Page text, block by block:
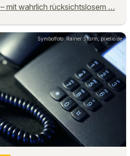
mit wahrlich rücksichtslosem …
Symbolfoto: Rainer Sturm, pixelio.de